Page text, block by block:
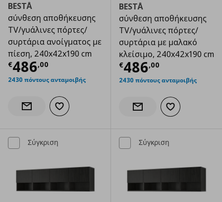
BESTÅ
σύνθεση αποθήκευσης
TV/γυάλινες πόρτες/
συρτάρια ανοίγματος με
πίεση, 240x42x190 cm
€486,00
Τρέχουσα τιμή € 486,00
2430 πόντους ανταμοιβής
Ενημέρωση διαθεσιμότητας
Προσθήκη στα αγαπημένα
BESTÅ
σύνθεση αποθήκευσης
TV/γυάλινες πόρτες/
συρτάρια με μαλακό
κλείσιμο, 240x42x190 cm
€486,00
Τρέχουσα
2430 πόντους ανταμοιβής
Ενημέρωση διαθεσιμότητας
Προσθήκη στα
Σύγκριση Σύγκριση